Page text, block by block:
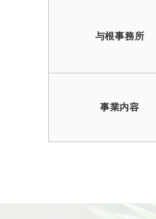
与根事務所
事業内容